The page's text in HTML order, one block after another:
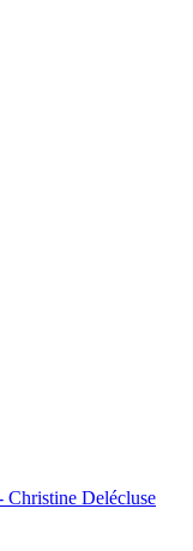
Christine Delécluse